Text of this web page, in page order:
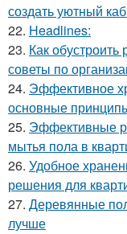
создать уютный
22. Headlines:
23. Как
советы по
24. Эффективное
основные
25. Эффективные
мытья пола в
26. Удобное
решения для
27. Деревянные
лучше